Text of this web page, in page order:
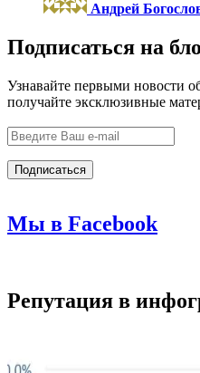
Андрей
Подписаться на
Узнавайте первыми новости
получайте эксклюзивные
Мы в Facebook
Репутация в